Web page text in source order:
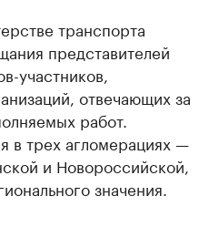
транспорта
представителей
участников,
отвечающих за
работ.
в трех агломерациях —
и Новороссийской,
значения.